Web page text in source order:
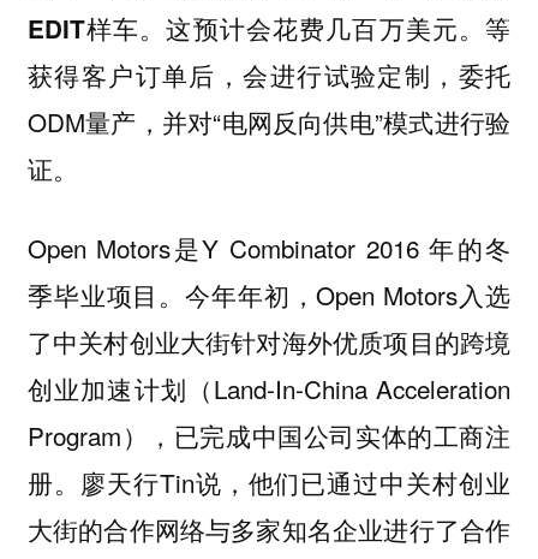
EDIT样车。这预计会花费几百万美元。等
获得客户订单后，会进行试验定制，委托
ODM量产，并对“电网反向供电”模式进行验
证。
Open Motors是Y Combinator 2016 年的冬
季毕业项目。今年年初，Open Motors入选
了中关村创业大街针对海外优质项目的跨境
创业加速计划（Land-In-China Acceleration
Program），已完成中国公司实体的工商注
册。廖天行Tin说，他们已通过中关村创业
大街的合作网络与多家知名企业进行了合作